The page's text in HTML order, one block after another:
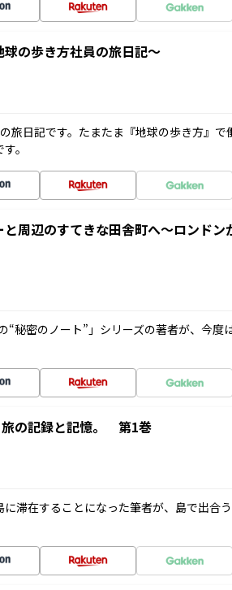
の歩き方社員の旅日記～
旅日記です。たまたま『地球の歩き方』で
。
周辺のすてきな田舎町へ～ロンドン
“秘密のノート”」シリーズの著者が、今度
の記録と記憶。 第1巻
滞在することになった筆者が、島で出合